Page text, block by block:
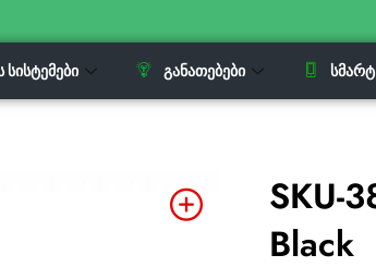
ᲡᲘᲡᲢᲔᲛᲔᲑᲘ ᲒᲐᲜᲐᲗᲔᲑᲔᲑᲘ ᲡᲛᲐᲠᲢ
SKU-
Black